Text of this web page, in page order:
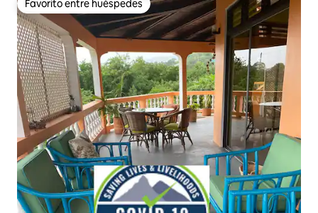
Favorito entre huéspedes
Favorito entre huéspedes